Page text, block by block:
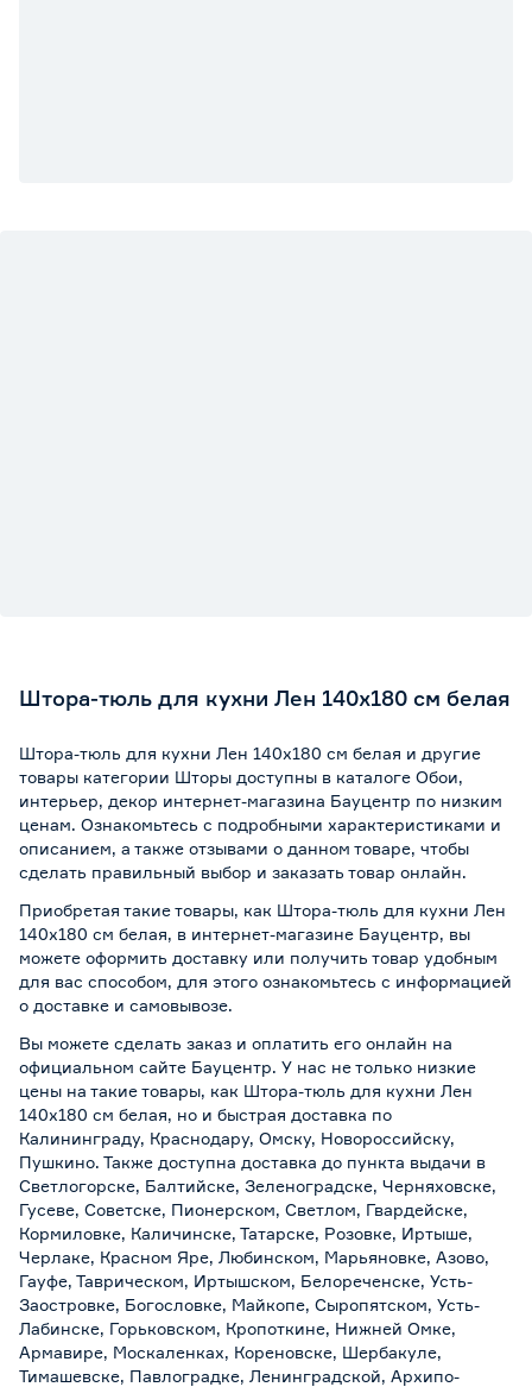
Штора-тюль для кухни Лен 140х180 см белая
Штора-тюль для кухни Лен 140х180 см белая и другие
товары категории Шторы доступны в каталоге Обои,
интерьер, декор интернет-магазина Бауцентр по низким
ценам. Ознакомьтесь с подробными характеристиками и
описанием, а также отзывами о данном товаре, чтобы
сделать правильный выбор и заказать товар онлайн.
Приобретая такие товары, как Штора-тюль для кухни Лен
140х180 см белая, в интернет-магазине Бауцентр, вы
можете оформить доставку или получить товар удобным
для вас способом, для этого ознакомьтесь с информацией
о доставке и самовывозе.
Вы можете сделать заказ и оплатить его онлайн на
официальном сайте Бауцентр. У нас не только низкие
цены на такие товары, как Штора-тюль для кухни Лен
140х180 см белая, но и быстрая доставка по
Калининграду, Краснодару, Омску, Новороссийску,
Пушкино. Также доступна доставка до пункта выдачи в
Светлогорске, Балтийске, Зеленоградске, Черняховске,
Гусеве, Советске, Пионерском, Светлом, Гвардейске,
Кормиловке, Каличинске, Татарске, Розовке, Иртыше,
Черлаке, Красном Яре, Любинском, Марьяновке, Азово,
Гауфе, Таврическом, Иртышском, Белореченске, Усть-
Заостровке, Богословке, Майкопе, Сыропятском, Усть-
Лабинске, Горьковском, Кропоткине, Нижней Омке,
Армавире, Москаленках, Кореновске, Шербакуле,
Тимашевске, Павлоградке, Ленинградской, Архипо-